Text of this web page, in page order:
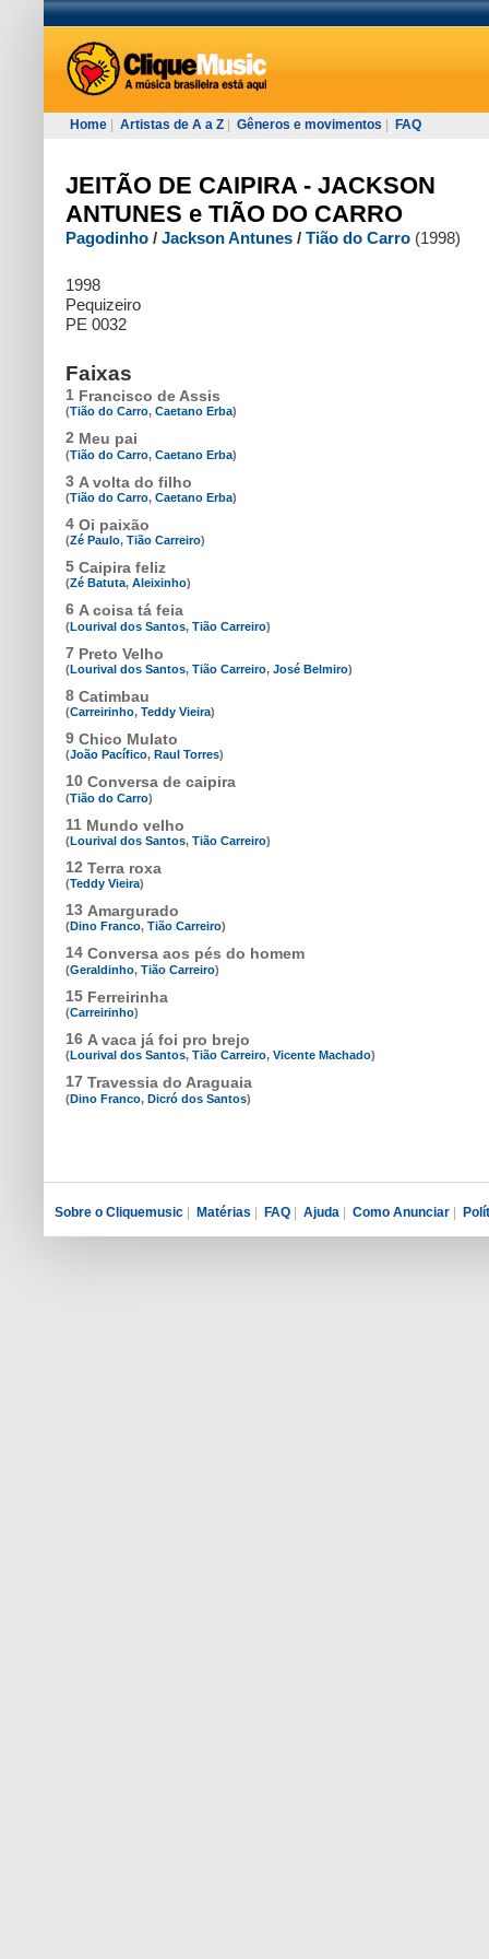
Home Artistas de A a Z Gêneros e movimentos FAQ
JEITÃO DE CAIPIRA - JACKSON
ANTUNES e TIÃO DO CARRO
Pagodinho / Jackson Antunes / Tião do Carro (1998)
1998
Pequizeiro
PE 0032
Faixas
1 Francisco de Assis
(Tião do Carro, Caetano Erba)
2 Meu pai
(Tião do Carro, Caetano Erba)
3 A volta do filho
(Tião do Carro, Caetano Erba)
4 Oi paixão
(Zé Paulo, Tião Carreiro)
5 Caipira feliz
(Zé Batuta, Aleixinho)
6 A coisa tá feia
(Lourival dos Santos, Tião Carreiro)
7 Preto Velho
(Lourival dos Santos, Tião Carreiro, José Belmiro)
8 Catimbau
(Carreirinho, Teddy Vieira)
9 Chico Mulato
(João Pacífico, Raul Torres)
10 Conversa de caipira
(Tião do Carro)
11 Mundo velho
(Lourival dos Santos, Tião Carreiro)
12 Terra roxa
(Teddy Vieira)
13 Amargurado
(Dino Franco, Tião Carreiro)
14 Conversa aos pés do homem
(Geraldinho, Tião Carreiro)
15 Ferreirinha
(Carreirinho)
16 A vaca já foi pro brejo
(Lourival dos Santos, Tião Carreiro, Vicente Machado)
17 Travessia do Araguaia
(Dino Franco, Dicró dos Santos)
Sobre o Cliquemusic | Matérias | FAQ | Ajuda | Como Anunciar |